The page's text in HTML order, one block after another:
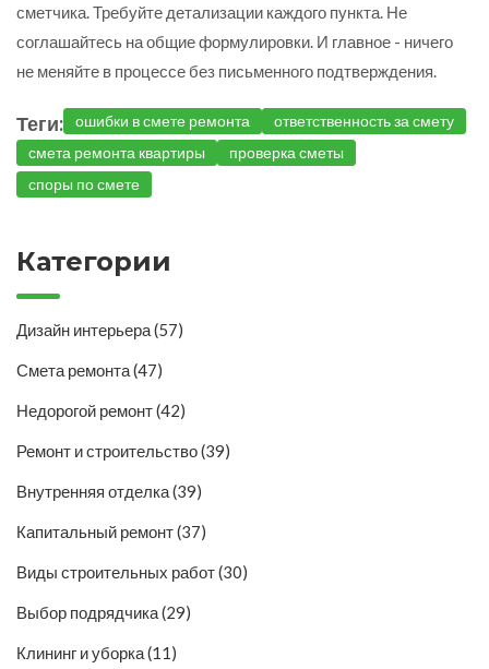
сметчика. Требуйте детализации каждого пункта. Не
соглашайтесь на общие формулировки. И главное - ничего
не меняйте в процессе без письменного подтверждения.
Теги: ошибки в смете ремонта
ответственность за смету
смета ремонта квартиры
проверка сметы
споры по смете
Категории
Дизайн интерьера(57)
Смета ремонта(47)
Недорогой ремонт(42)
Ремонт и строительство(39)
Внутренняя отделка(39)
Капитальный ремонт(37)
Виды строительных работ(30)
Выбор подрядчика(29)
Клининг и уборка(11)